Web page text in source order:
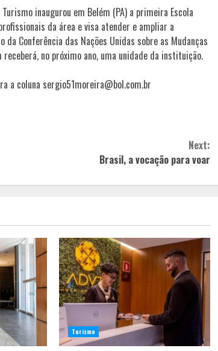
inaugurou em Belém (PA) a primeira Escola
da área e visa atender e ampliar a
Conferência das Nações Unidas sobre as Mudanças
no próximo ano, uma unidade da instituição.
a coluna sergio51moreira@bol.com.br
Next:
Brasil, a vocação para voar
Turismo